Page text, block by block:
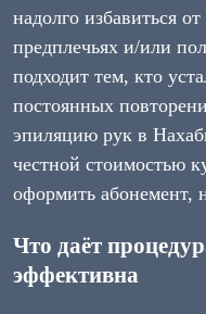
надолго избавиться
предплечьях и/или
подходит тем, кто
постоянных
эпиляцию рук в
честной стоимостью
оформить
Что даёт
эффективна